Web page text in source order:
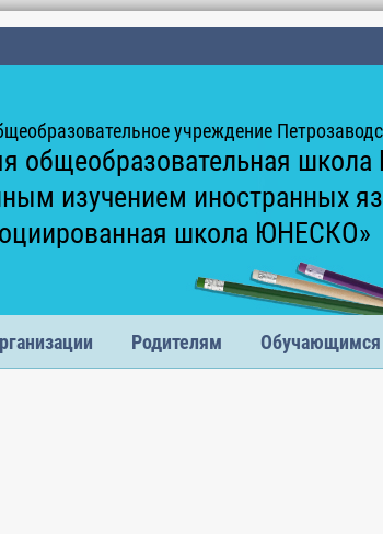
учреждение
общеобразовательная
изучением иностранных
школа ЮНЕСКО»
Родителям Обучающимся